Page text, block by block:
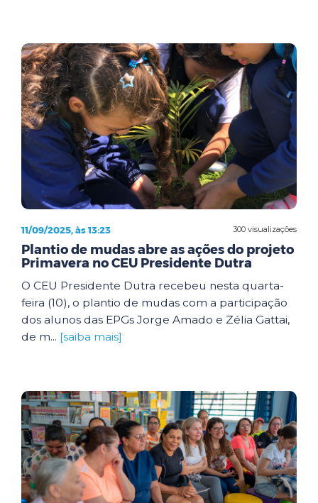
300 visualizações
11/09/2025, às 13:23
Plantio de mudas abre as ações do projeto
Primavera no CEU Presidente Dutra
O CEU Presidente Dutra recebeu nesta quarta-
feira (10), o plantio de mudas com a participação
dos alunos das EPGs Jorge Amado e Zélia Gattai,
de m... [saiba mais]